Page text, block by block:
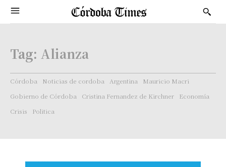
Tag: Alianza
Córdoba Noticias de cordoba Argentina
Mauricio Macri
Gobierno de Córdoba
Cristina Fernandez de Kirchner
Economía
Crisis
Politica